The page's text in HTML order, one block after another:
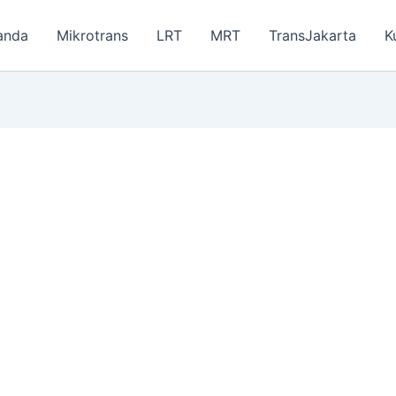
Mikrotrans LRT MRT TransJakarta